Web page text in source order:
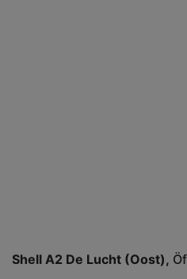
Shell A2 De Lucht (Oost)